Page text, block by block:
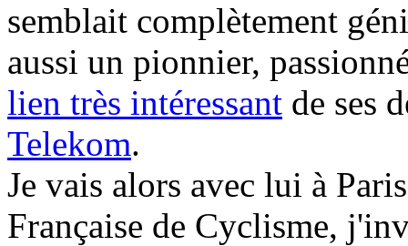
semblait complètement
aussi un pionnier,
lien très intéressant de ses
Telekom.
Je vais alors avec lui à
Française de Cyclisme,